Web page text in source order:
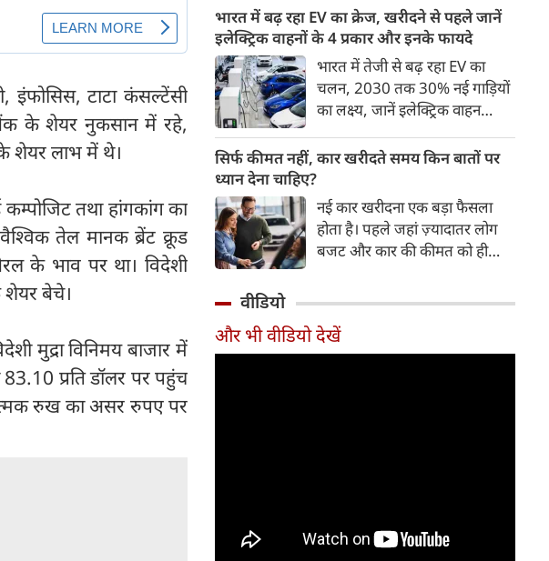
इंफोसिस, टाटा कंसल्टेंसी
बैंक के शेयर नुकसान में रहे,
शेयर लाभ में थे।
कम्पोजिट तथा हांगकांग का
तेल मानक ब्रेंट क्रूड
के भाव पर था। विदेशी
बेचे।
मुद्रा विनिमय बाजार में
प्रति डॉलर पर पहुंच
रुख का असर रुपए पर
बारे में हमारी राय पशु-चिकित्सकों,
व्यवहार वैज्ञानिकों या विशेषज्ञों से
कम... और व्हाट्सऐप यूनिवर्सिटी से
ज़्यादा बनती है।
वेबसाइट का बीटा वर्जन लॉन्च कर
दिया है। करीब 24 साल पुराने
इंटरफेस के बाद वेबसाइट को नए
डिजाइन और कई नए फीचर्स के साथ
अपडेट किया गया है।
भारत में बढ़ रहा EV का क्रेज, खरीदने से पहले जानें
इलेक्ट्रिक वाहनों के 4 प्रकार और इनके फायदे
भारत में तेजी से बढ़ रहा EV का
चलन, 2030 तक 30% नई गाड़ियों
का लक्ष्य, जानें इलेक्ट्रिक वाहन
200 अरब रुपए का मौका
सिर्फ कीमत नहीं, कार खरीदते समय किन बातों पर
ध्यान देना चाहिए?
नई कार खरीदना एक बड़ा फैसला
होता है। पहले जहां ज़्यादातर लोग
बजट और कार की कीमत को ही
खरीदते समय किन बातों पर ध्यान
देना चाहिए।
वीडियो
और भी वीडियो देखें